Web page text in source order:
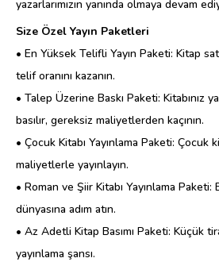
yazarlarımızın yanında olmaya devam
Size Özel Yayın Paketleri
• En Yüksek Telifli Yayın Paketi: Kitap
telif oranını kazanın.
• Talep Üzerine Baskı Paketi: Kitabınız
basılır, gereksiz maliyetlerden kaçının.
• Çocuk Kitabı Yayınlama Paketi: Çocuk
maliyetlerle yayınlayın.
• Roman ve Şiir Kitabı Yayınlama
dünyasına adım atın.
• Az Adetli Kitap Basımı Paketi: Küçük
yayınlama şansı.